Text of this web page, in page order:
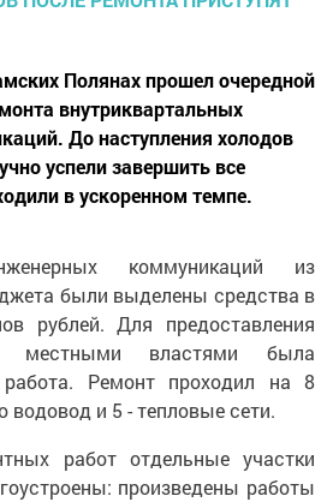
Полянах прошел очередной
внутриквартальных
До наступления холодов
успели завершить все
в ускоренном темпе.
коммуникаций из
были выделены средства в
рублей. Для предоставления
местными властями была
Ремонт проходил на 8
водовод и 5 - тепловые сети.
работ отдельные участки
произведены работы